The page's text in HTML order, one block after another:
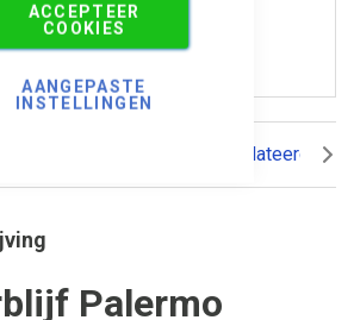
ACCEPTEER
COOKIES
AANGEPASTE
INSTELLINGEN
Gerelateerde
Palermo
Douglas hout